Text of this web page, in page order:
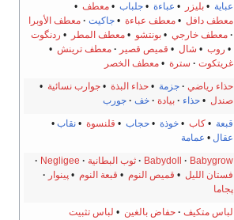
عباية •بليزر • عباءة •جلباب •معطف •
معطف دافل •معطف عباءة •جاكيت
معطف الأوبرا
معطف خارجي •بونتشو •معطف المطر • ردنگوت
• روب • شال • قميص قصير معطف ترينش •
غريتكوت
سترة •معطف الخصر
حذاء رياضي جزمة •حذاء البذة •جوارب نسائية •
صندل •حذاء بيادة خف جورب
قبعة •كاب •خوذة •حجاب • قلنسوة •نقاب •
عقال • عمامة
Babydoll Babygrow ثوب البطانية
Negligee
فستان الليل • قميص النوم • قبعة النوم •پينوار
پجاما
لباس متكيف حفاض بالغين • لباس تثبيت